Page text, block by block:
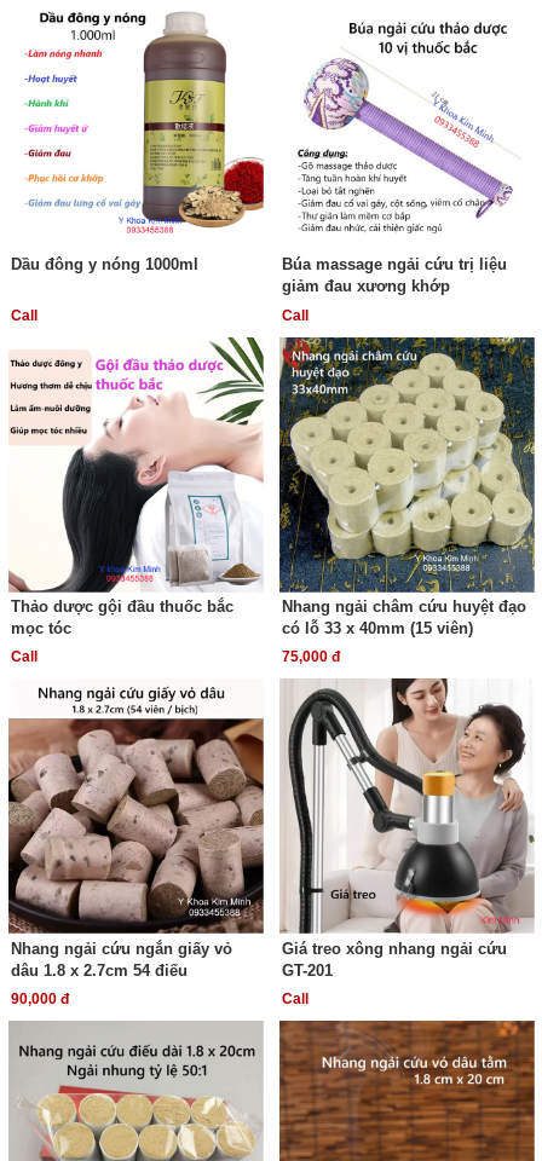
Dầu đông y nóng 1000ml
Call
Búa massage ngải cứu trị liệu
giảm đau xương khớp
Call
Thảo dược gội đầu thuốc bắc
mọc tóc
Call
Nhang ngải châm cứu huyệt đạo
có lỗ 33 x 40mm (15 viên)
75,000 đ
Nhang ngải cứu ngắn giấy vỏ
dâu 1.8 x 2.7cm 54 điếu
90,000 đ
Giá treo xông nhang ngải cứu
GT-201
Call